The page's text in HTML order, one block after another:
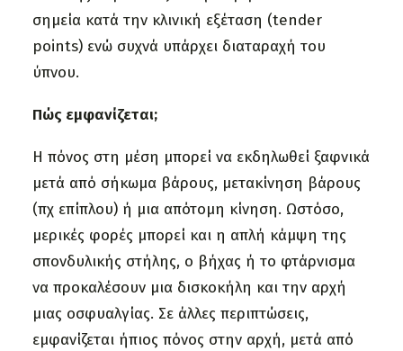
σημεία κατά την κλινική εξέταση (tender
points) ενώ συχνά υπάρχει διαταραχή του
ύπνου.
Πώς εμφανίζεται;
Η πόνος στη μέση μπορεί να εκδηλωθεί ξαφνικά
μετά από σήκωμα βάρους, μετακίνηση βάρους
(πχ επίπλου) ή μια απότομη κίνηση. Ωστόσο,
μερικές φορές μπορεί και η απλή κάμψη της
σπονδυλικής στήλης, ο βήχας ή το φτάρνισμα
να προκαλέσουν μια δισκοκήλη και την αρχή
μιας οσφυαλγίας. Σε άλλες περιπτώσεις,
εμφανίζεται ήπιος πόνος στην αρχή, μετά από